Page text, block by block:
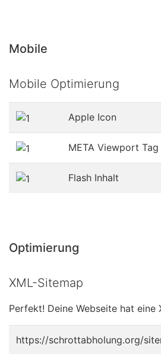
Mobile
Mobile Optimierung
Apple Icon
META Viewport Tag
Flash Inhalt
Optimierung
XML-Sitemap
Perfekt! Deine Webseite hat eine
https://schrottabholung.org/